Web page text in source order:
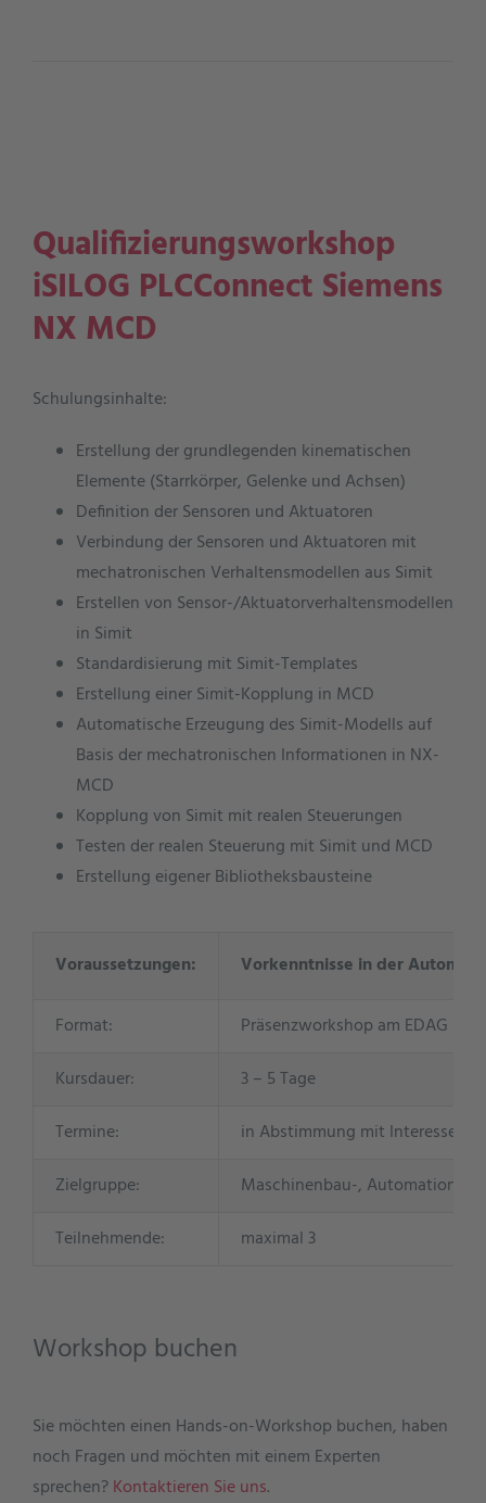
Qualifizierungsworkshop
iSILOG PLCConnect Siemens
NX MCD
Schulungsinhalte:
Erstellung der grundlegenden kinematischen
Elemente (Starrkörper, Gelenke und Achsen)
Definition der Sensoren und Aktuatoren
Verbindung der Sensoren und Aktuatoren mit
mechatronischen Verhaltensmodellen aus Simit
Erstellen von Sensor-/Aktuatorverhaltensmodellen
in Simit
Standardisierung mit Simit-Templates
Erstellung einer Simit-Kopplung in MCD
Automatische Erzeugung des Simit-Modells auf
Basis der mechatronischen Informationen in NX-
MCD
Kopplung von Simit mit realen Steuerungen
Testen der realen Steuerung mit Simit und MCD
Erstellung eigener Bibliotheksbausteine
Voraussetzungen: Vorkenntnisse in der
Format:
Präsenzworkshop am EDAG
Kursdauer:
3 – 5 Tage
Termine:
in Abstimmung mit
Zielgruppe:
Maschinenbau-, Automations-
Teilnehmende:
maximal 3
Workshop buchen
Sie möchten einen Hands-on-Workshop buchen, haben
noch Fragen und möchten mit einem Experten
sprechen?Kontaktieren Sie uns.